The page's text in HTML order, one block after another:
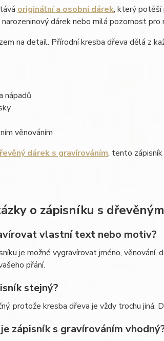
originální a osobní dárek, který potěší
dárek nebo milá pozornost pro
na detail. Přírodní kresba dřeva dělá z
nápadů
věnováním
dárek s gravírováním, tento
o zápisníku s
vlastní text nebo motiv?
je možné vygravírovat jméno,
přání.
stejný?
protože kresba dřeva je vždy trochu jiná.
zápisník s gravírováním